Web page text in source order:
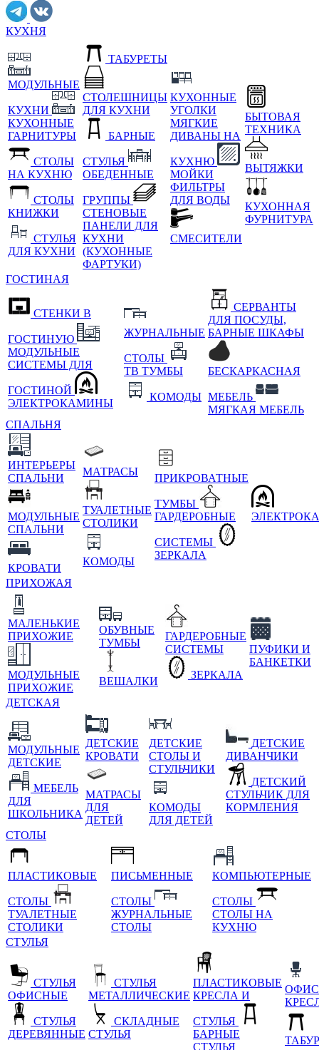
КУХНЯ
МОДУЛЬНЫЕ
КУХНИ
КУХОННЫЕ
ГАРНИТУРЫ
СТОЛЫ
НА КУХНЮ
СТОЛЫ
КНИЖКИ
СТУЛЬЯ
ДЛЯ КУХНИ
ТАБУРЕТЫ
СТОЛЕШНИЦЫ
ДЛЯ КУХНИ
БАРНЫЕ
СТУЛЬЯ
ОБЕДЕННЫЕ
ГРУППЫ
СТЕНОВЫЕ
ПАНЕЛИ ДЛЯ
КУХНИ
(КУХОННЫЕ
ФАРТУКИ)
КУХОННЫЕ
УГОЛКИ
МЯГКИЕ
ДИВАНЫ НА
КУХНЮ
МОЙКИ
ФИЛЬТРЫ
ДЛЯ ВОДЫ
СМЕСИТЕЛИ
БЫТОВАЯ
ТЕХНИКА
ВЫТЯЖКИ
КУХОННАЯ
ФУРНИТУРА
ГОСТИНАЯ
СТЕНКИ В
ГОСТИНУЮ
МОДУЛЬНЫЕ
СИСТЕМЫ ДЛЯ
ГОСТИНОЙ
ЭЛЕКТРОКАМИНЫ
ЖУРНАЛЬНЫЕ
СТОЛЫ
ТВ ТУМБЫ
КОМОДЫ
СЕРВАНТЫ
ДЛЯ ПОСУДЫ,
БАРНЫЕ ШКАФЫ
БЕСКАРКАСНАЯ
МЕБЕЛЬ
МЯГКАЯ МЕБЕЛЬ
СПАЛЬНЯ
ИНТЕРЬЕРЫ
СПАЛЬНИ
МОДУЛЬНЫЕ
СПАЛЬНИ
КРОВАТИ
МАТРАСЫ
ТУАЛЕТНЫЕ
СТОЛИКИ
КОМОДЫ
ПРИКРОВАТНЫЕ
ТУМБЫ
ГАРДЕРОБНЫЕ
СИСТЕМЫ
ЗЕРКАЛА
ПРИХОЖАЯ
МАЛЕНЬКИЕ
ПРИХОЖИЕ
МОДУЛЬНЫЕ
ПРИХОЖИЕ
ОБУВНЫЕ
ТУМБЫ
ВЕШАЛКИ
ГАРДЕРОБНЫЕ
СИСТЕМЫ
ЗЕРКАЛА
ПУФИКИ И
БАНКЕТКИ
ДЕТСКАЯ
МОДУЛЬНЫЕ
ДЕТСКИЕ
МЕБЕЛЬ
ДЛЯ
ШКОЛЬНИКА
ДЕТСКИЕ
КРОВАТИ
МАТРАСЫ
ДЛЯ
ДЕТЕЙ
ДЕТСКИЕ
СТОЛЫ И
СТУЛЬЧИКИ
КОМОДЫ
ДЛЯ ДЕТЕЙ
ДЕТСКИЕ
ДИВАНЧИКИ
ДЕТСКИЙ
СТУЛЬЧИК ДЛЯ
КОРМЛЕНИЯ
СТОЛЫ
ПЛАСТИКОВЫЕ
СТОЛЫ
ТУАЛЕТНЫЕ
СТОЛИКИ
ПИСЬМЕННЫЕ
СТОЛЫ
ЖУРНАЛЬНЫЕ
СТОЛЫ
КОМПЬЮТЕРНЫЕ
СТОЛЫ
СТОЛЫ НА
КУХНЮ
СТУЛЬЯ
СТУЛЬЯ
ОФИСНЫЕ
СТУЛЬЯ
ДЕРЕВЯННЫЕ
СТУЛЬЯ
МЕТАЛЛИЧЕСКИЕ
СКЛАДНЫЕ
СТУЛЬЯ
ПЛАСТИКОВЫЕ
КРЕСЛА И
СТУЛЬЯ
БАРНЫЕ
СТУЛЬЯ